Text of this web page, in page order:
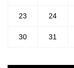
網站導覽
23 24
30 31
114-2 EMI教師